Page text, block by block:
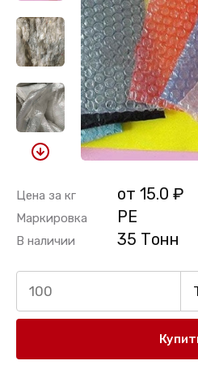
Цена за кг от 15.0 ₽
Маркировка PE
В наличии 35 Тонн